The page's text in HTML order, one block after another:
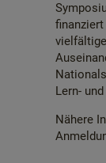
Lern-
Nähere